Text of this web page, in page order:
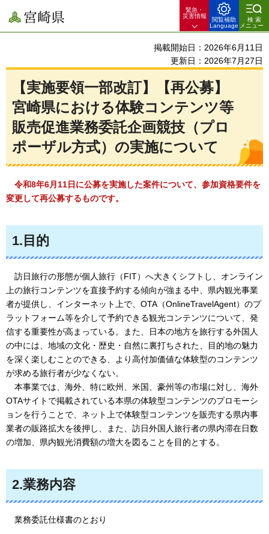
宮崎県
緊急・
災害情報
閲覧補助
Language
検索
メニュー
掲載開始日：2026年6月11日
更新日：2026年7月27日
【実施要領一部改訂】【再公募】
宮崎県における体験コンテンツ等
販売促進業務委託企画競技（プロ
ポーザル方式）の実施について
令和8年6月11日に公募を実施した案件について、参加資格要件を
変更して再公募するものです。
1.目的
訪日旅行の形態が個人旅行（FIT）へ大きくシフトし、オンライン
上の旅行コンテンツを直接予約する傾向が強まる中、県内観光事業
者が提供し、インターネット上で、OTA（OnlineTravelAgent）のプ
ラットフォーム等を介して予約できる観光コンテンツについて、発
信する重要性が高まっている。また、日本の地方を旅行する外国人
の中には、地域の文化・歴史・自然に裏打ちされた、目的地の魅力
を深く楽しむことのできる、より高付加価値な体験型のコンテンツ
が求める旅行者が少なくない。
本事業では 、海外、特に欧州、米国、豪州等の市場に対し、海外
OTAサイトで掲載されている本県の体験型コンテンツのプロモーシ
ョンを行うことで、ネット上で体験型コンテンツを販売する県内事
業者の販路拡大を後押し、また、訪日外国人旅行者の県内滞在日数
の増加、県内観光消費額の増大を図ることを目的とする。
2.業務内容
業務委託仕様書のとおり